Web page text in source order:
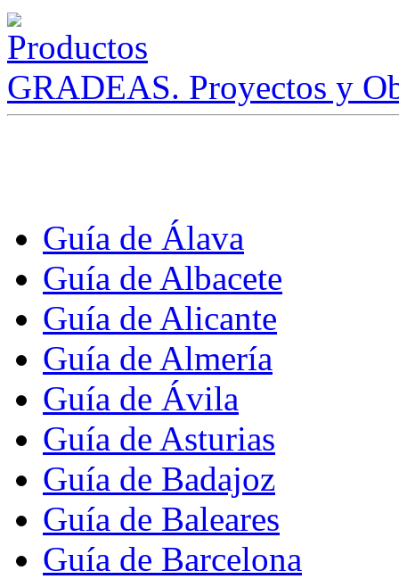
GRADEAS. Proyectos y
Guía de Álava
Guía de Albacete
Guía de Alicante
Guía de Almería
Guía de Ávila
Guía de Asturias
Guía de Badajoz
Guía de Baleares
Guía de Barcelona